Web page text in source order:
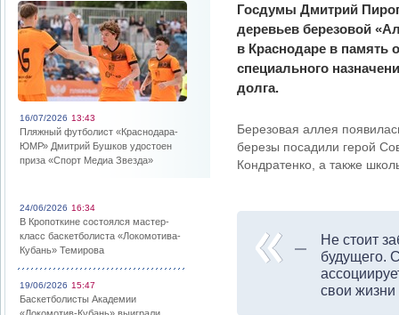
16/07/2026 13:43
Пляжный футболист «Краснодара-
ЮМР» Дмитрий Бушков удостоен
приза «Спорт Медиа Звезда»
24/06/2026 16:34
В Кропоткине состоялся мастер-
класс баскетболиста «Локомотива-
Кубань» Темирова
19/06/2026 15:47
Баскетболисты Академии
Госдумы Дмитрий
деревьев березовой
в Краснодаре в память
специального
долга.
Березовая аллея
березы посадили герой
Кондратенко, а также
Не стоит
будущего.
свои